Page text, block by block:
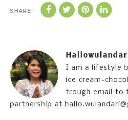
SHARE:
I am a lifestyle
ice cream-
trough email to
partnership at